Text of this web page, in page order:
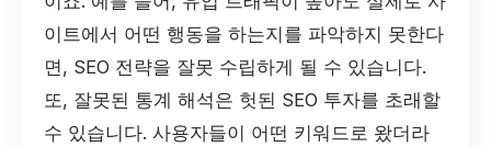
이트에서 어떤 행동을 하는지를 파악하지 못한다
면, SEO 전략을 잘못 수립하게 될 수 있습니다.
또, 잘못된 통계 해석은 헛된 SEO 투자를 초래할
수 있습니다. 사용자들이 어떤 키워드로 왔더라